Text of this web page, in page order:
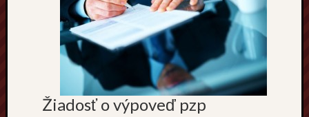
Žiadosť o výpoveď pzp